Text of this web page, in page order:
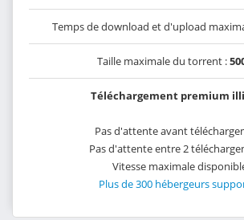
Temps de download et d'upload
Taille maximale du torrent :
Téléchargement premium
Pas d'attente avant
Pas d'attente entre 2
Vitesse maximale
Plus de 300 hébergeurs